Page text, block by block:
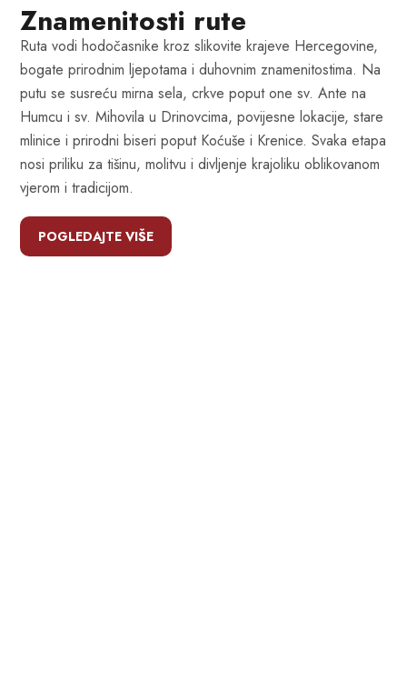
Znamenitosti rute
Ruta vodi hodočasnike kroz slikovite krajeve Hercegovine,
bogate prirodnim ljepotama i duhovnim znamenitostima. Na
putu se susreću mirna sela, crkve poput one sv. Ante na
Humcu i sv. Mihovila u Drinovcima, povijesne lokacije, stare
mlinice i prirodni biseri poput Koćuše i Krenice. Svaka etapa
nosi priliku za tišinu, molitvu i divljenje krajoliku oblikovanom
vjerom i tradicijom.
POGLEDAJTE VIŠE